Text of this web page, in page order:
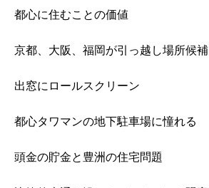
都心に住むことの価値
京都、大阪、福岡が引っ越し場所候補
出窓にロールスクリーン
都心タワマンの地下駐車場に憧れる
頭金の貯金と豊洲の住宅問題